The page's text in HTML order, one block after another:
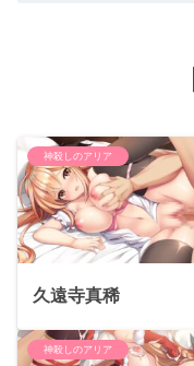
神殺しのアリア
久遠寺真稀
神殺しのアリア